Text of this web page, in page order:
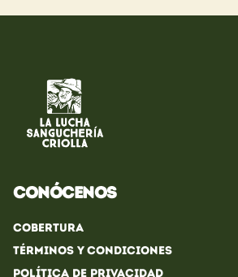
Conócenos
Cobertura
Términos y condiciones
Política de privacidad